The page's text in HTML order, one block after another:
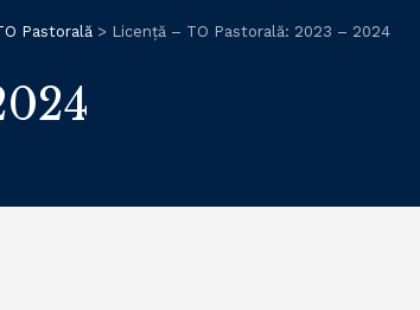
Pastorală > Licență – TO Pastorală: 2023 – 2024